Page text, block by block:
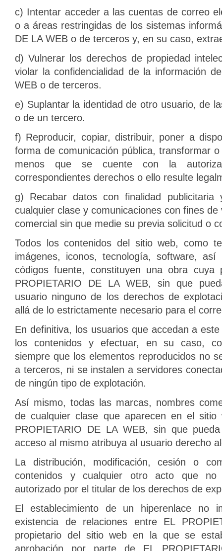
c) Intentar acceder a las cuentas de correo
o a áreas restringidas de los sistemas
DE LA WEB o de terceros y, en su caso,
d) Vulnerar los derechos de propiedad
violar la confidencialidad de la información
WEB o de terceros.
e) Suplantar la identidad de otro usuario, de
o de un tercero.
f) Reproducir, copiar, distribuir, poner a
forma de comunicación pública, transformar
menos que se cuente con la
correspondientes derechos o ello resulte
g) Recabar datos con finalidad
cualquier clase y comunicaciones con fines
comercial sin que medie su previa solicitud o
Todos los contenidos del sitio web, como
imágenes, iconos, tecnología, software,
códigos fuente, constituyen una obra cuya
PROPIETARIO DE LA WEB, sin que
usuario ninguno de los derechos de
allá de lo estrictamente necesario para el
En definitiva, los usuarios que accedan a
los contenidos y efectuar, en su caso,
siempre que los elementos reproducidos no
a terceros, ni se instalen a servidores
de ningún tipo de explotación.
Así mismo, todas las marcas, nombres
de cualquier clase que aparecen en el
PROPIETARIO DE LA WEB, sin que
acceso al mismo atribuya al usuario derecho
La distribución, modificación, cesión o
contenidos y cualquier otro acto que no
autorizado por el titular de los derechos de
El establecimiento de un hiperenlace no
existencia de relaciones entre EL
propietario del sitio web en la que se
aprobación por parte de EL